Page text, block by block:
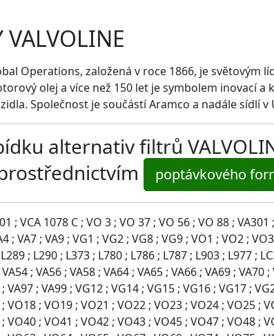
VALVOLINE
Operations, založená v roce 1866, je
olej a více než 150 let je symbolem inovací
Společnost je součástí Aramco a nadále sídlí
alternativ filtrů
poptávkového
; VCA 1078 C ; VO 3 ; VO 37 ; VO 56 ; VO 88 ;
; VA7 ; VA9 ; VG1 ; VG2 ; VG8 ; VG9 ; VO1 ; VO2 ;
; L290 ; L373 ; L780 ; L786 ; L787 ; L903 ; L977 ;
; VA56 ; VA58 ; VA64 ; VA65 ; VA66 ; VA69 ;
; VA97 ; VA99 ; VG12 ; VG14 ; VG15 ; VG16 ; VG17 ;
VO18 ; VO19 ; VO21 ; VO22 ; VO23 ; VO24 ; VO25 ;
VO40 ; VO41 ; VO42 ; VO43 ; VO45 ; VO47 ; VO48 ;